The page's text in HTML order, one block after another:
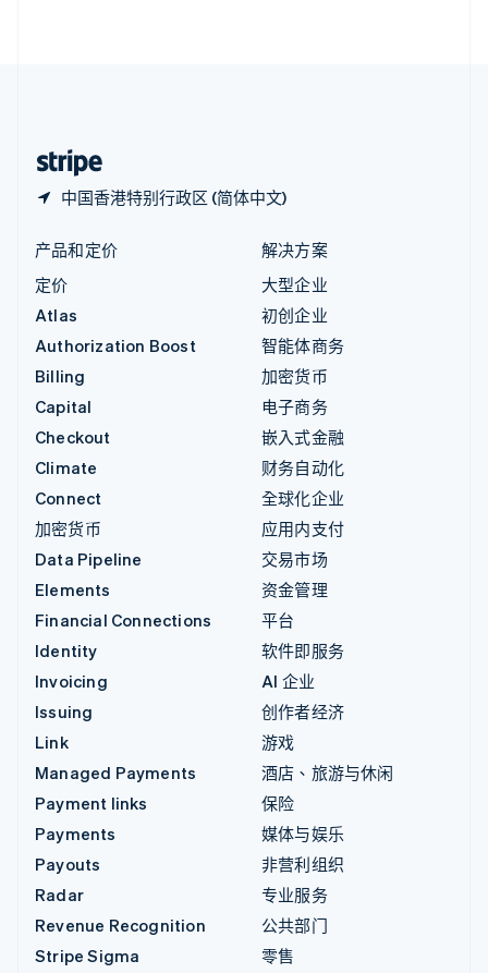
中国香港特别行政区 (简体中文)
产品和定价
定价
Atlas
Authorization Boost
Billing
Capital
Checkout
Climate
Connect
加密货币
Data Pipeline
Elements
Financial Connections
Identity
Invoicing
Issuing
Link
Managed Payments
Payment links
Payments
Payouts
Radar
Revenue Recognition
Stripe Sigma
解决方案
大型企业
初创企业
智能体商务
加密货币
电子商务
嵌入式金融
财务自动化
全球化企业
应用内支付
交易市场
资金管理
平台
软件即服务
AI 企业
创作者经济
游戏
酒店、旅游与休闲
保险
媒体与娱乐
非营利组织
专业服务
公共部门
零售